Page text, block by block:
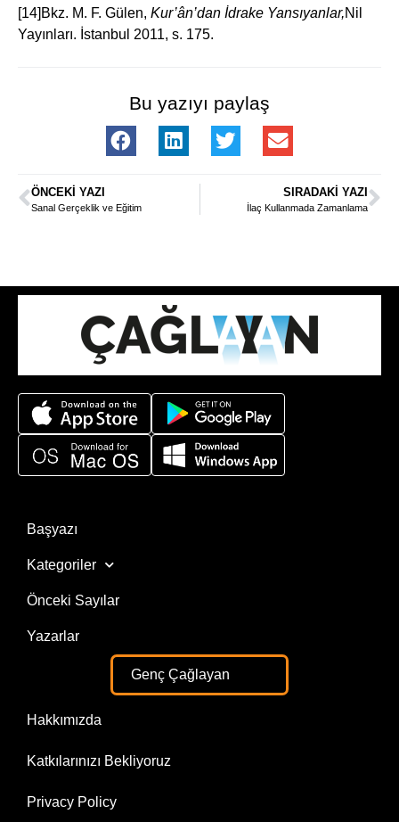
[14]Bkz. M. F. Gülen, Kur’ân’dan İdrake Yansıyanlar,Nil
Yayınları. İstanbul 2011, s. 175.
Bu yazıyı paylaş
ÖNCEKI YAZI
Sanal Gerçeklik ve Eğitim
SIRADAKI YAZI
İlaç Kullanmada Zamanlama
Başyazı
Kategoriler
Önceki Sayılar
Yazarlar
Genç Çağlayan
Hakkımızda
Katkılarınızı Bekliyoruz
Privacy Policy